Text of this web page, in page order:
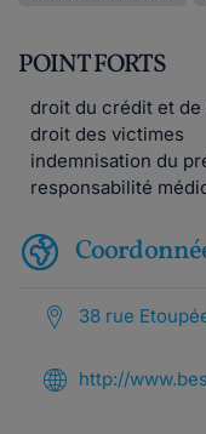
POINT FORTS
droit du crédit et de
droit des victimes
indemnisation du
responsabilité
38 rue
http://